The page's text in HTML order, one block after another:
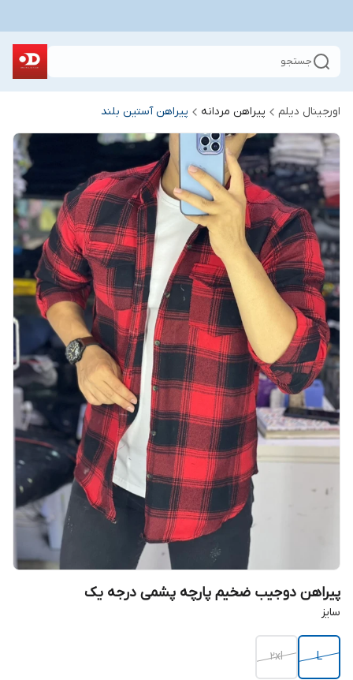
جستجو
اورجینال دیلم پیراهن مردانه پیراهن آستین بلند
پیراهن دوجیب ضخیم پارچه پشمی درجه یک
سایز
L
2xl